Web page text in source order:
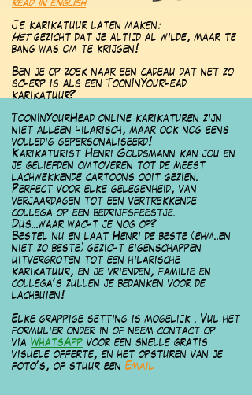
read in english
Je karikatuur laten maken:
Hetgezicht dat je altijd al wilde, maar te
bang was om te krijgen!
Ben je op zoek naar een cadeau dat net zo
scherp is als een ToonInYourhead
karikatuur?
ToonInYourHead online karikaturen zijn
niet alleen hilarisch, maar ook nog eens
volledig gepersonaliseerd!
Karikaturist Henri Goldsmann kan jou en
je geliefden omtoveren tot de meest
lachwekkende cartoons ooit gezien.
Perfect voor elke gelegenheid, van
verjaardagen tot een vertrekkende
collega op een bedrijfsfeestje.
Dus...waar wacht je nog op?
Bestel nu en laat Henri de beste (ehm..en
niet zo beste) gezicht eigenschappen
uitvergroten tot een hilarische
karikatuur, en je vrienden, familie en
collega's zullen je bedanken voor de
lachbuien!
Elke grappige setting is mogelijk . Vul het
formulier onder in of neem contact op
via WhatsApp voor een snelle gratis
visuele offerte, en het opsturen van je
foto's, of stuur een Email